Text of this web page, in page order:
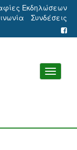
Εκδηλώσεων
Συνδέσεις